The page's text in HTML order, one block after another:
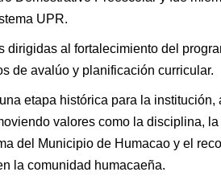
UPR.
al fortalecimiento del
de avalúo y planificación curricular.
etapa histórica para la
valores como la disciplina,
del Municipio de Humacao y el
la comunidad humacaeña.